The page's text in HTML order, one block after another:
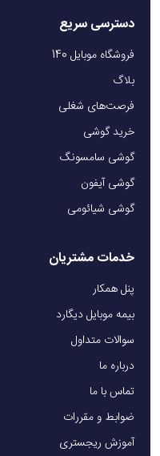
دسترسی سریع
فروشگاه موبایل 140
بلاگ
فرصت‌های شغلی
خرید گوشی
گوشی سامسونگ
گوشی آیفون
گوشی شیائومی
خدمات مشتریان
پنل همکار
بیمه موبایل دیگارد
سوالات متداول
درباره ما
تماس با ما
ضوابط و مقررات
آموزش ریجستری